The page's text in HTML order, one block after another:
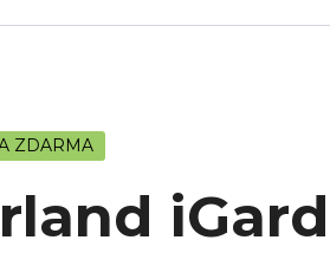
ZDARMA